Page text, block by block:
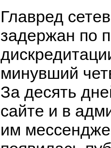
Главред
задержан по
минувший
За десять
сайте и в
им